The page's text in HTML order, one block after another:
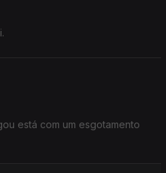
está com um esgotamento